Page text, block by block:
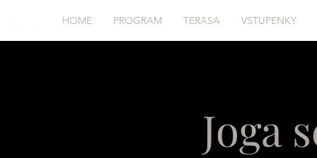
HOME PROGRAM TERASA VSTUPENKY
Joga